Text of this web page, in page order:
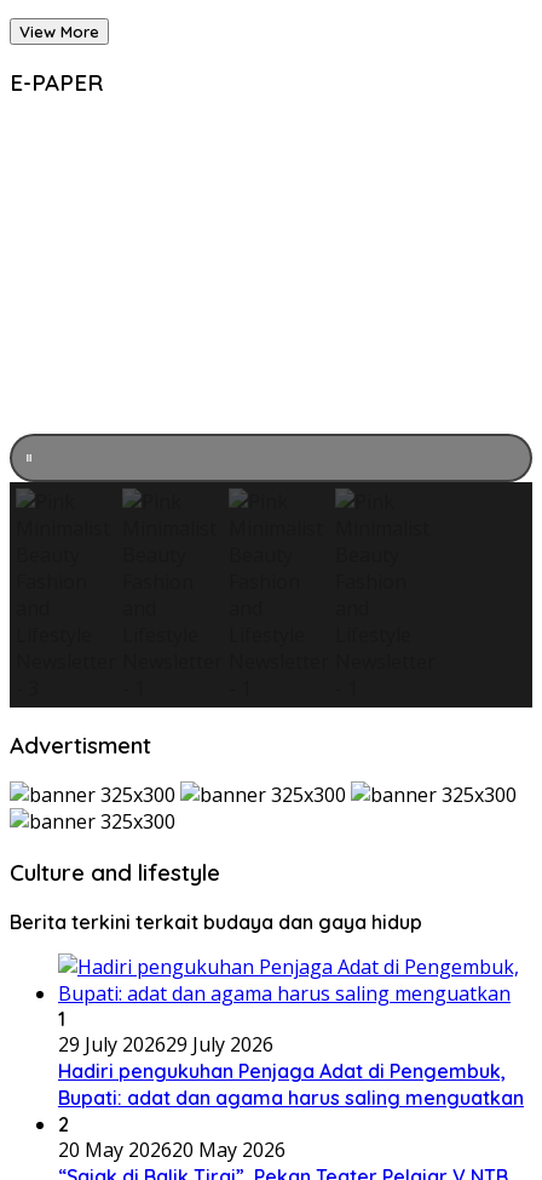
View More
E-PAPER
Advertisment
Culture and lifestyle
Berita terkini terkait budaya dan gaya hidup
1
29 July 202629 July 2026
Hadiri pengukuhan Penjaga Adat di Pengembuk,
Bupati: adat dan agama harus saling menguatkan
2
20 May 202620 May 2026